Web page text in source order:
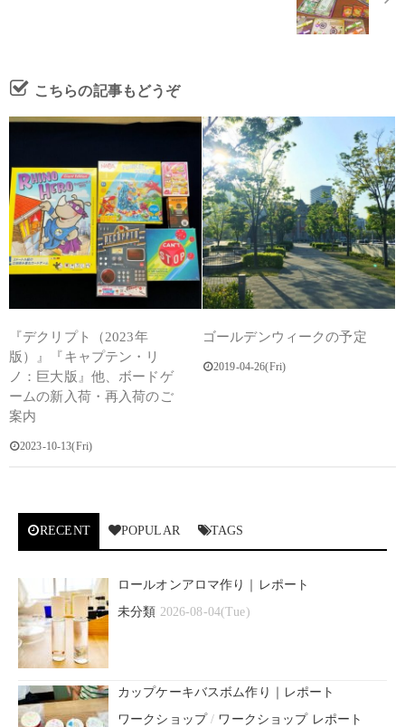
こちらの記事もどうぞ
『デクリプト（2023年
版）』『キャプテン・リ
ノ：巨大版』他、ボードゲ
ームの新入荷・再入荷のご
案内
2023-10-13(Fri)
ゴールデンウィークの予定
2019-04-26(Fri)
RECENT POPULAR TAGS
ロールオンアロマ作り｜レポート
未分類 2026-08-04(Tue)
カップケーキバスボム作り｜レポート
ワークショップ/ ワークショップ レポート